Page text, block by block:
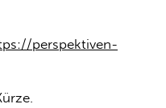
perspektiven-